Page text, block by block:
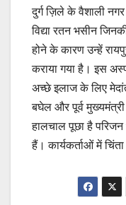
दुर्ग ज़िले के वैशाली
विद्या रतन भसीन
होने के कारण उन्हें
कराया गया है। इस
अच्छे इलाज के लिए
बघेल और पूर्व
हालचाल पूछा है
हैं। कार्यकर्ताओं में